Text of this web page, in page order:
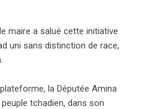
maire a salué cette initiative
uni sans distinction de race,
la Députée Amina
tchadien, dans son